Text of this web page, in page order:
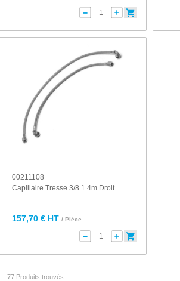
00211108
Capillaire Tresse 3/8 1.4m Droit
157,70 € HT / Pièce
77 Produits trouvés